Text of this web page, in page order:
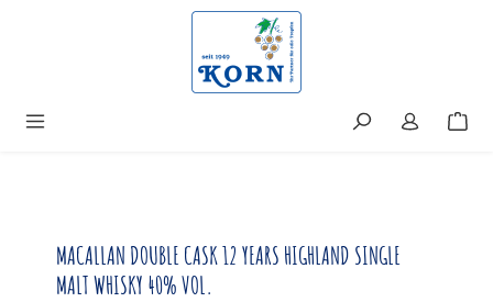
MACALLAN DOUBLE CASK 12 YEARS HIGHLAND SINGLE
MALT WHISKY 40% VOL.